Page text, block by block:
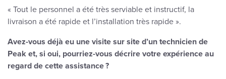
« Tout le personnel a été très serviable et instructif, la
livraison a été rapide et l’installation très rapide ».
Avez-vous déjà eu une visite sur site d’un technicien de
Peak et, si oui, pourriez-vous décrire votre expérience au
regard de cette assistance ?